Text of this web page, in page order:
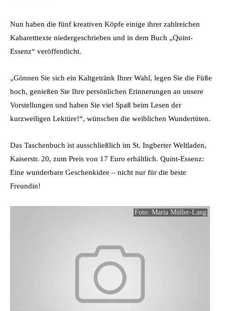
Nun haben die fünf kreativen Köpfe einige ihrer zahlreichen
Kabaretttexte niedergeschrieben und in dem Buch „Quint-
Essenz“ veröffentlicht.
„Gönnen Sie sich ein Kaltgetränk Ihrer Wahl, legen Sie die Füße
hoch, genießen Sie Ihre persönlichen Erinnerungen an unsere
Vorstellungen und haben Sie viel Spaß beim Lesen der
kurzweiligen Lektüre!“, wünschen die weiblichen Wundertüten.
Das Taschenbuch ist ausschließlich im St. Ingberter Weltladen,
Kaiserstr. 20, zum Preis von 17 Euro erhältlich. Quint-Essenz:
Eine wunderbare Geschenkidee – nicht nur für die beste
Freundin!
Foto: Maria Müller-Lang